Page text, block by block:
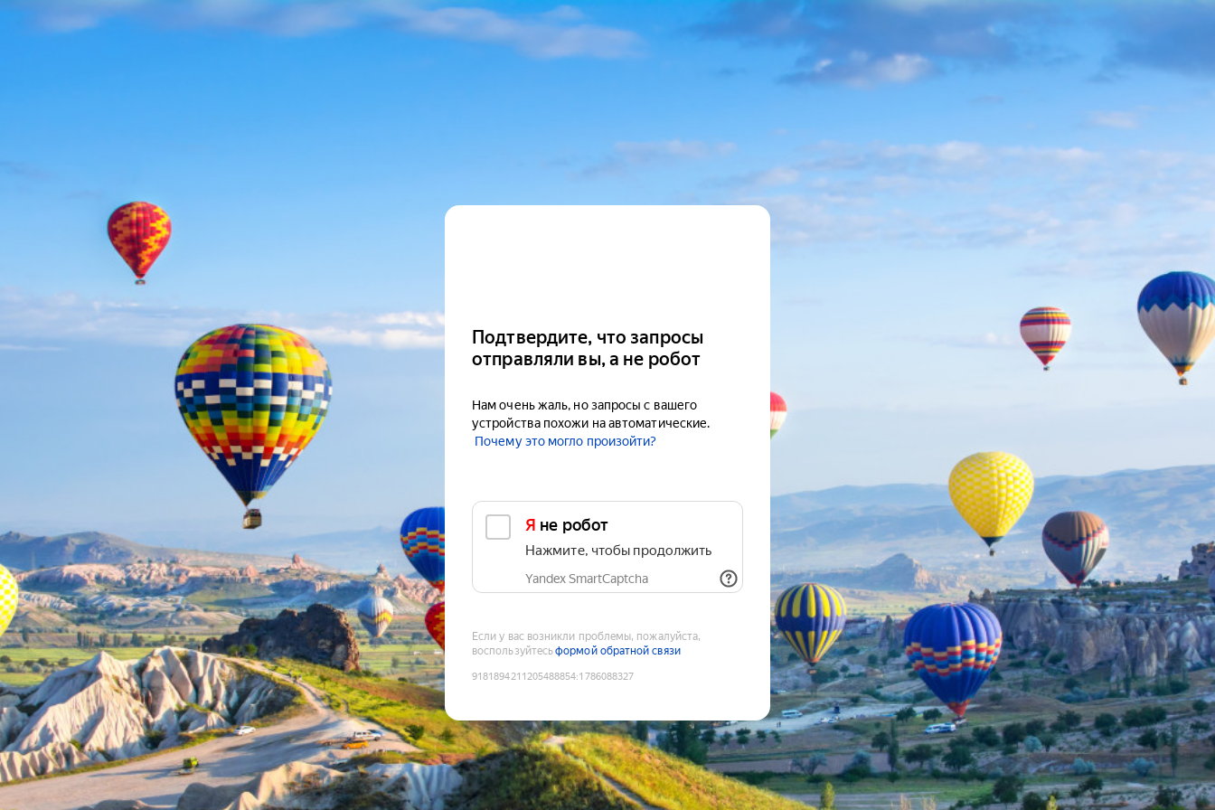
Подтвердите, что запросы
отправляли вы, а не робот
Нам очень жаль, но запросы с вашего
устройства похожи на автоматические.
Почему это могло произойти?
Я не робот
Нажмите, чтобы продолжить
Yandex SmartCaptcha
Если у вас возникли проблемы, пожалуйста,
воспользуйтесьформой обратной связи
9181894211205488854:1786088327